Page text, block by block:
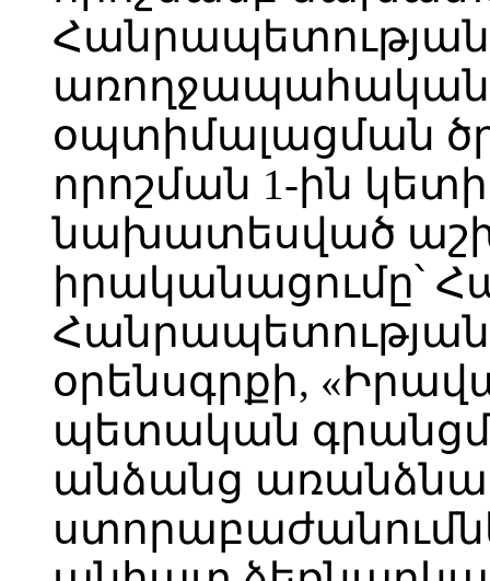
օպտիմալացման
որոշման 1-ին
նախատեսված
իրականացումը՝
օրենսգրքի,
պետական
անձանց